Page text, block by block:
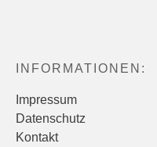
INFORMATIONEN:
Impressum
Datenschutz
Kontakt